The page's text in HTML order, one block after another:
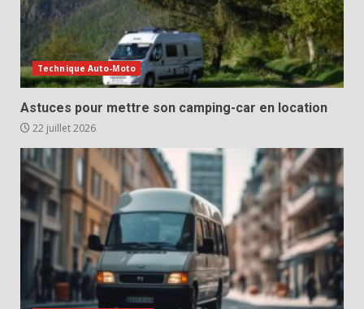
Technique Auto-Moto
Astuces pour mettre son camping-car en location
22 juillet 2026